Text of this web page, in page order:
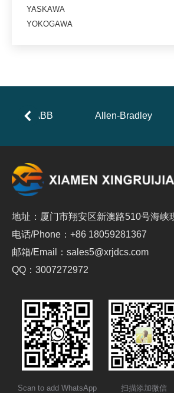
YASKAWA
YOKOGAWA
ABB Allen-Bradley
地址：厦门市翔安区新澳路510号海峡
电话/Phone：+86 18059281367
邮箱/Email：sales5@xrjdcs.com
QQ：3007272972
Scan to add WhatsApp 扫描添加微信